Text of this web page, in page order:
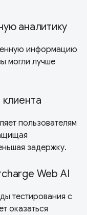
аналитику
информацию
могли лучше
пользователям
задержку.
Web AI
тестирования с
оказаться